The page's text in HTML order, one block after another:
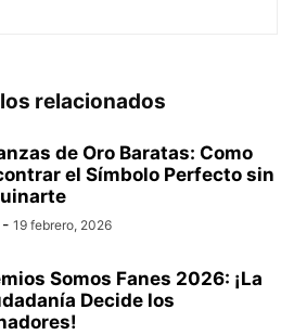
relacionados
de Oro Baratas: Como
el Símbolo Perfecto sin
- 19 febrero, 2026
Somos Fanes 2026: ¡La
Decide los